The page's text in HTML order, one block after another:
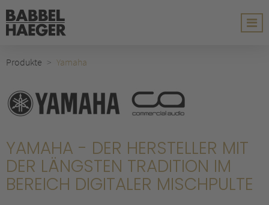
Produkte Yamaha
YAMAHA - DER HERSTELLER MIT
DER LÄNGSTEN TRADITION IM
BEREICH DIGITALER MISCHPULTE